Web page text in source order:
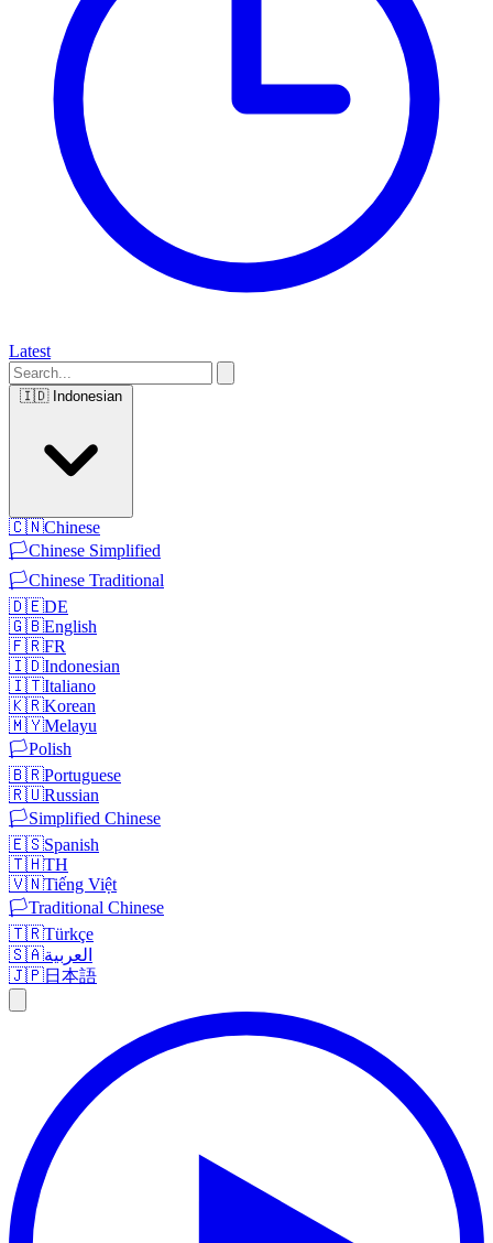
Latest
🇮🇩 Indonesian
🇨🇳Chinese
🏳️Chinese Simplified
🏳️Chinese Traditional
🇩🇪DE
🇬🇧English
🇫🇷FR
🇮🇩Indonesian
🇮🇹Italiano
🇰🇷Korean
🇲🇾Melayu
🏳️Polish
🇧🇷Portuguese
🇷🇺Russian
🏳️Simplified Chinese
🇪🇸Spanish
🇹🇭TH
🇻🇳Tiếng Việt
🏳️Traditional Chinese
🇹🇷Türkçe
🇸🇦العربية
🇯🇵日本語